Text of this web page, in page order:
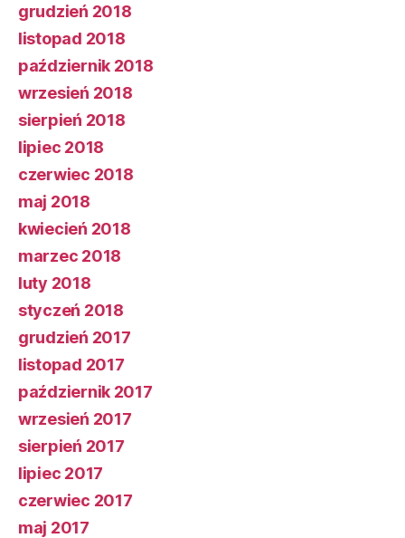
grudzień 2018
listopad 2018
październik 2018
wrzesień 2018
sierpień 2018
lipiec 2018
czerwiec 2018
maj 2018
kwiecień 2018
marzec 2018
luty 2018
styczeń 2018
grudzień 2017
listopad 2017
październik 2017
wrzesień 2017
sierpień 2017
lipiec 2017
czerwiec 2017
maj 2017